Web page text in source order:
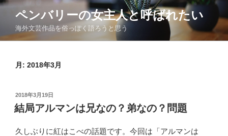
コ
ン
ペンバリーの女主人と呼ばれたい
海外文芸作品を俗っぽく語ろうと思う
月: 2018年3月
投
稿
日:
2018年3月19日
結局アルマンは兄なの？弟なの？問題
久しぶりに紅はこべの話題です。今回は「アルマンは